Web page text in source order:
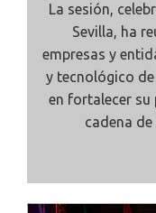
La sesión,
Sevilla, ha
empresas y
y tecnológico
en fortalecer
cadena